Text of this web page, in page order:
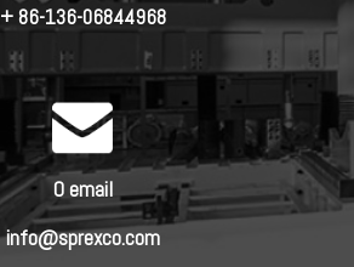
+ 86-136-06844968
O email
info@sprexco.com